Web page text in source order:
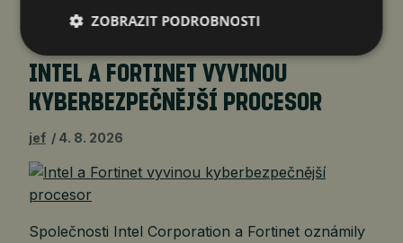
zákonem a zadáním státního podniku Diamo.
INTEL A FORTINET VYVINOU
KYBERBEZPEČNĚJŠÍ PROCESOR
jef 4. 8. 2026
Společnosti Intel Corporation a Fortinet oznámily
ZOBRAZIT PODROBNOSTI